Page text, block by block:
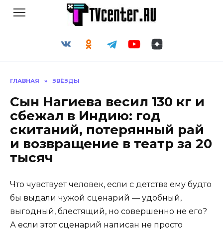
ГЛАВНАЯ » ЗВЁЗДЫ
Сын Нагиева весил 130 кг и
сбежал в Индию: год
скитаний, потерянный рай
и возвращение в театр за 20
тысяч
Что чувствует человек, если с детства ему будто
бы выдали чужой сценарий — удобный,
выгодный, блестящий, но совершенно не его?
А если этот сценарий написан не просто